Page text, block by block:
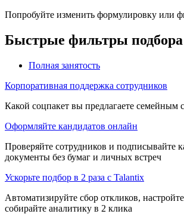
Попробуйте изменить формулировку или
Быстрые фильтры
Полная занятость
Корпоративная поддержка сотрудников
Какой соцпакет вы предлагаете семейным
Оформляйте кандидатов онлайн
Проверяйте сотрудников и подписывайте
документы без бумаг и личных встреч
Ускорьте подбор в 2 раза с Talantix
Автоматизируйте сбор откликов,
собирайте аналитику в 2 клика